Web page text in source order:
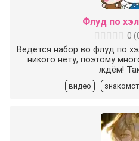
Флуд по
0 (
Ведётся набор во флуд по
никого нету, поэтому
ждём!
видео